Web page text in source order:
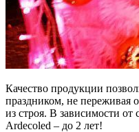
Качество продукции
праздником, не переживая
из строя. В зависимости
Ardecoled – до 2 лет!